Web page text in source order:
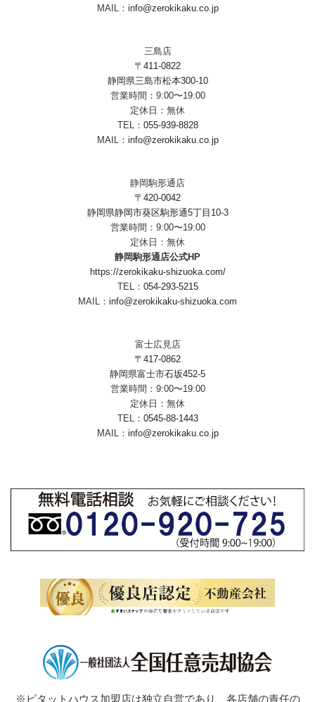
MAIL： info@zerokikaku.co.jp
三島店
〒411-0822
静岡県三島市松本300-10
営業時間：9:00〜19:00
定休日：無休
TEL： 055-939-8828
MAIL： info@zerokikaku.co.jp
静岡駒形通店
〒420-0042
静岡県静岡市葵区駒形通5丁目10-3
営業時間：9:00〜19:00
定休日：無休
静岡駒形通店公式HP
https://zerokikaku-shizuoka.com/
TEL： 054-293-5215
MAIL： info@zerokikaku-shizuoka.com
富士広見店
〒417-0862
静岡県富士市石坂452-5
営業時間：9:00〜19:00
定休日：無休
TEL： 0545-88-1443
MAIL： info@zerokikaku.co.jp
※ピタットハウス加盟店は独立自営であり、各店舗の責任の